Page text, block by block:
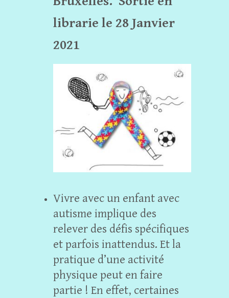
librarie le 28 Janvier
2021
Vivre avec un enfant avec
autisme implique des
relever des défis spécifiques
et parfois inattendus. Et la
pratique d’une activité
physique peut en faire
partie ! En effet, certaines